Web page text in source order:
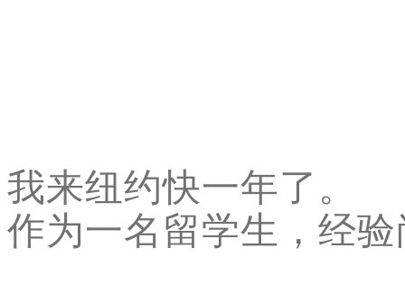
我来纽约快一年了。
作为一名留学生，经